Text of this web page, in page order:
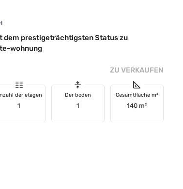
dem prestigeträchtigsten Status zu
wohnung
ZU VERKAUFEN
der etagen
1
Der boden
1
Gesamtfläche m²
140 m²